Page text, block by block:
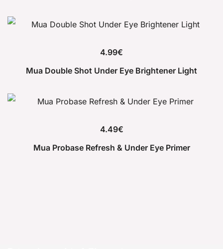
4.99€
Mua Double Shot Under Eye Brightener Light
4.49€
Mua Probase Refresh & Under Eye Primer